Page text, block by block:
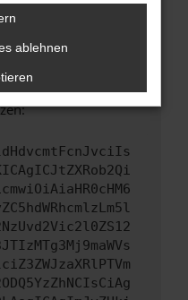
Schritte versucht
Wir werden
beheben. Du kannst
um uns bei der
ablehnen